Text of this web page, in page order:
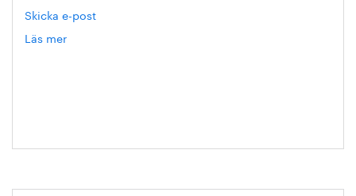
Skicka e-post
Läs mer